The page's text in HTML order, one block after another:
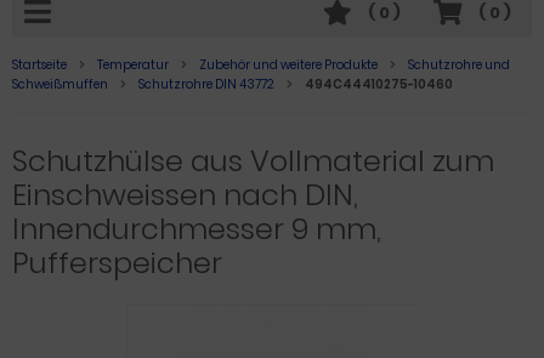
( 0 )
( 0 )
Startseite Temperatur Zubehör und weitere Produkte
Schutzrohre und
Schweißmuffen
Schutzrohre DIN 43772 494C44410275-10460
Schutzhülse aus Vollmaterial zum
Einschweissen nach DIN,
Innendurchmesser 9 mm,
Pufferspeicher